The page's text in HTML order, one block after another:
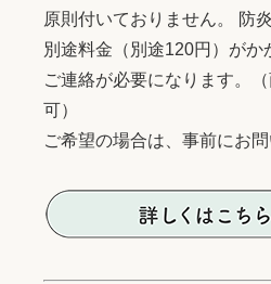
原則付いておりません。 防
別途料金（別途120円）が
ご連絡が必要になります。
可）
ご希望の場合は、事前にお問